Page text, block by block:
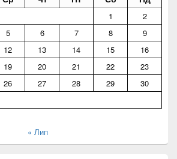
1
2
5 6 7 8
9
12 13 14 15
16
19 20 21 22
23
26 27 28 29
30
« Лип